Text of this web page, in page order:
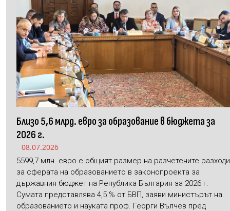
Близо 5,6 млрд. евро за образование в бюджета за
2026 г.
08.07.2026
5599,7 млн. евро е общият размер на разчетените разходи
за сферата на образованието в законопроекта за
държавния бюджет на Република България за 2026 г.
Сумата представлява 4,5 % от БВП, заяви министърът на
образованието и науката проф. Георги Вълчев пред